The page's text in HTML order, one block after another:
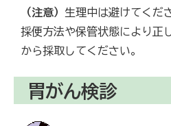
（注意） 生理中は避けてくだ
採便方法や保管状態により正
から採取してください。
胃がん検診